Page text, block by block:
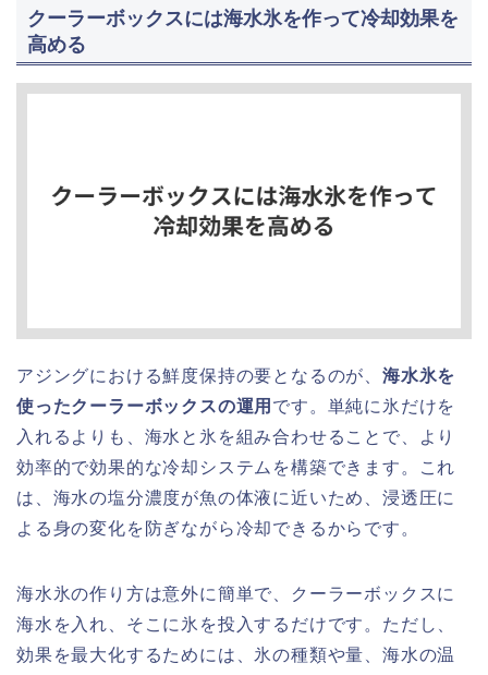
クーラーボックスには海水氷を作って冷却効果を
高める
アジングにおける鮮度保持の要となるのが、 海水氷を
使ったクーラーボックスの運用 です。単純に氷だけを
入れるよりも、海水と氷を組み合わせることで、より
効率的で効果的な冷却システムを構築できます。これ
は、海水の塩分濃度が魚の体液に近いため、浸透圧に
よる身の変化を防ぎながら冷却できるからです。
海水氷の作り方は意外に簡単で、クーラーボックスに
海水を入れ、そこに氷を投入するだけです。ただし、
効果を最大化するためには、氷の種類や量、海水の温